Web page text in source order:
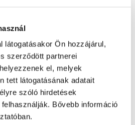
látogatásakor Ön hozzájárul,
szerződött partnerei
el, melyek
tett látogatásának adatait
szóló hirdetések
Bővebb információ
újratöltése